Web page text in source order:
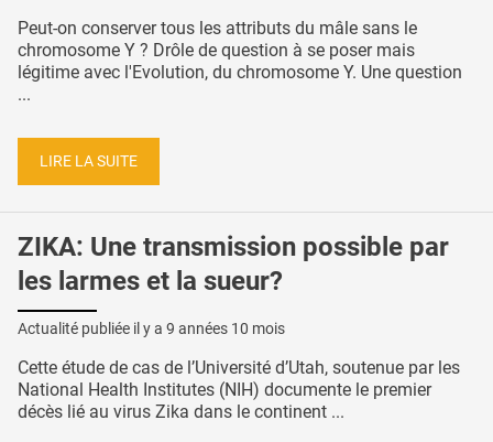
Peut-on conserver tous les attributs du mâle sans le
chromosome Y ? Drôle de question à se poser mais
légitime avec l'Evolution, du chromosome Y. Une question
...
LIRE LA SUITE
ZIKA: Une transmission possible par
les larmes et la sueur?
Actualité publiée il y a 9 années 10 mois
Cette étude de cas de l’Université d’Utah, soutenue par les
National Health Institutes (NIH) documente le premier
décès lié au virus Zika dans le continent ...